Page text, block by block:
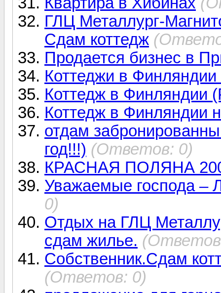
ГЛЦ Металлург-
Сдам коттедж
Продается бизнес в
Коттеджи в Финляндии
Коттедж в Финляндии
Коттедж в Финляндии
отдам
год!!!) (Ответов: 0)
КРАСНАЯ ПОЛЯНА
Уважаемые господа –
0)
Отдых на ГЛЦ
сдам жилье.
Собственник.Сдам
(Ответов: 0)